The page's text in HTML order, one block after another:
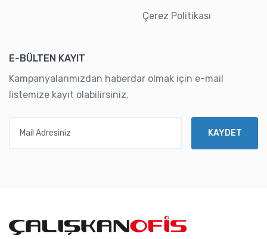
Çerez Politikası
E-BÜLTEN KAYIT
Kampanyalarımızdan haberdar olmak için e-mail
listemize kayıt olabilirsiniz.
KAYDET